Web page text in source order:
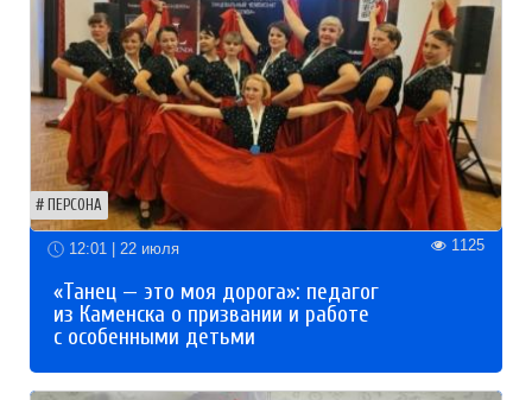
ПЕРСОНА
12:01 | 22 июля 1125
«Танец — это моя дорога»: педагог
из Каменска о призвании и работе
с особенными детьми